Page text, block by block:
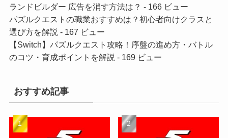
ランドビルダー 広告を消す方法は？ - 166 ビュー
パズルクエストの職業おすすめは？初心者向けクラスと
選び方を解説 - 167 ビュー
【Switch】パズルクエスト攻略！序盤の進め方・バトル
のコツ・育成ポイントを解説 - 169 ビュー
おすすめ記事